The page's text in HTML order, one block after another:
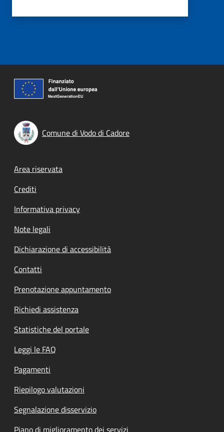
Comune di Vodo di Cadore
Footer menu
Area riservata
Crediti
Informativa privacy
Note legali
Dichiarazione di accessibilità
Contatti
Prenotazione appuntamento
Richiedi assistenza
Statistiche del portale
Leggi le FAQ
Pagamenti
Riepilogo valutazioni
Segnalazione disservizio
Piano di miglioramento dei servizi